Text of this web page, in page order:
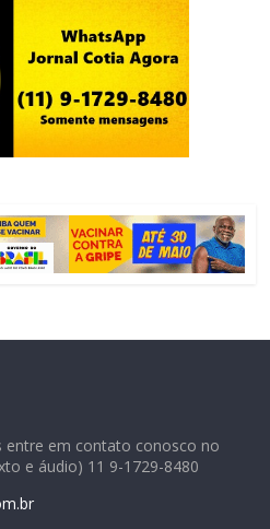
entre em contato conosco no
e áudio) 11 9-1729-8480